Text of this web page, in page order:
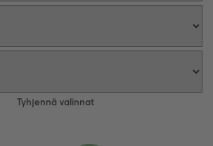
Tyhjennä valinnat